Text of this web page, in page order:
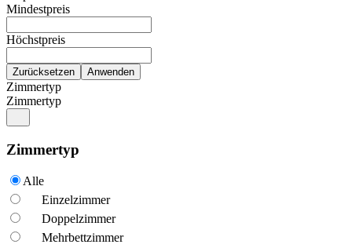
Mindestpreis
Höchstpreis
Zimmertyp
Zimmertyp
Zimmertyp
Alle
Einzelzimmer
Doppelzimmer
Mehrbettzimmer